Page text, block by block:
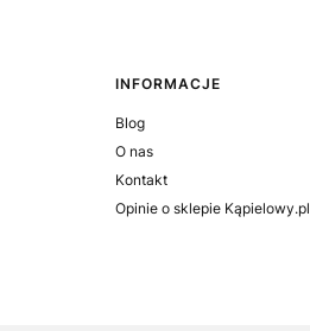
INFORMACJE
Blog
O nas
Kontakt
Opinie o sklepie Kąpielowy.pl